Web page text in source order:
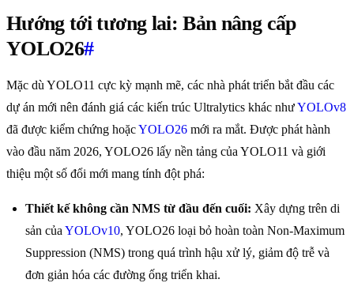
Hướng tới tương lai: Bản nâng cấp
YOLO26#
Mặc dù YOLO11 cực kỳ mạnh mẽ, các nhà phát triển bắt đầu các
dự án mới nên đánh giá các kiến trúc Ultralytics khác nhưYOLOv8
đã được kiểm chứng hoặcYOLO26 mới ra mắt. Được phát hành
vào đầu năm 2026, YOLO26 lấy nền tảng của YOLO11 và giới
thiệu một số đổi mới mang tính đột phá:
Thiết kế không cần NMS từ đầu đến cuối: Xây dựng trên di
sản của YOLOv10, YOLO26 loại bỏ hoàn toàn Non-Maximum
Suppression (NMS) trong quá trình hậu xử lý, giảm độ trễ và
đơn giản hóa các đường ống triển khai.